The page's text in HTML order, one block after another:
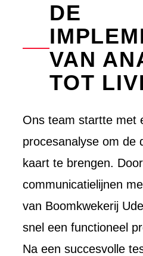
DE
VAN
TOT
Ons team startte met
procesanalyse om de
kaart te brengen.
communicatielijnen
van Boomkwekerij
snel een functioneel
Na een succesvolle